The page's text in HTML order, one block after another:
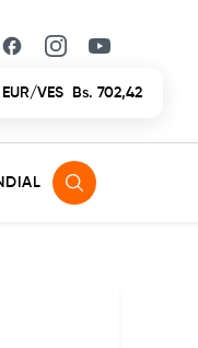
Facebook
Instagram
YouTube
EUR/VES Bs. 702,42